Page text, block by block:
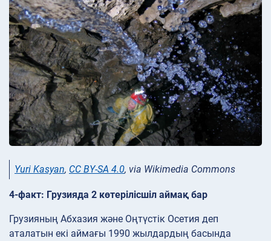
Yuri Kasyan, CC BY-SA 4.0, via Wikimedia Commons
4-факт: Грузияда 2 көтерілісшіл аймақ бар
Грузияның Абхазия және Оңтүстік Осетия деп
аталатын екі аймағы 1990 жылдардың басында